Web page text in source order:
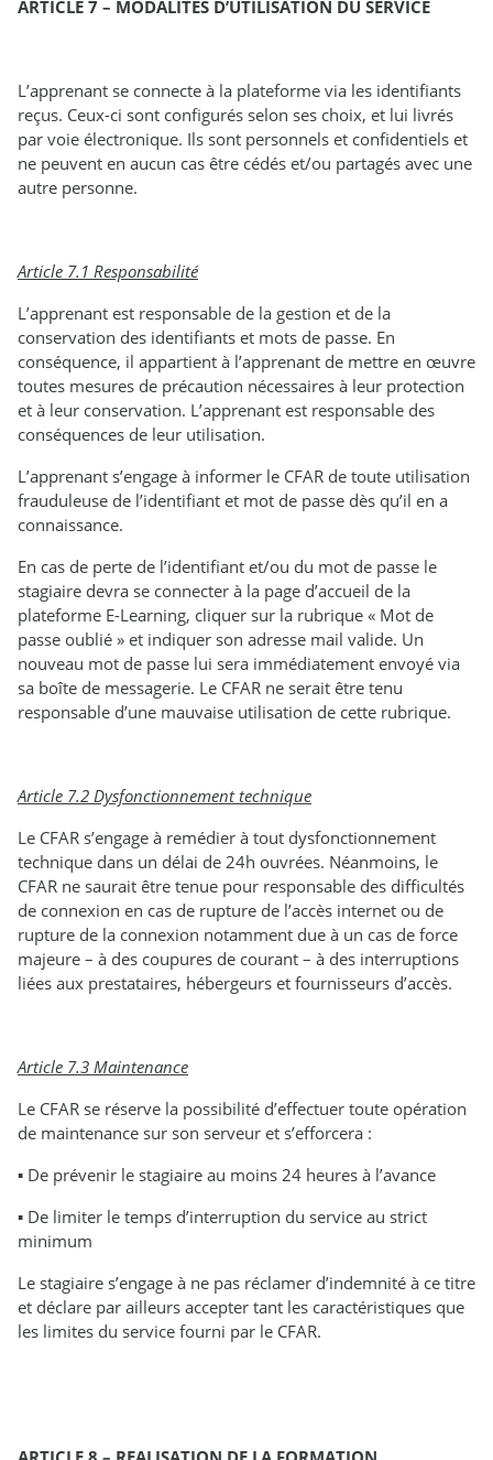
ARTICLE 7 – MODALITES D’UTILISATION DU SERVICE
L’apprenant se connecte à la plateforme via les identifiants
reçus. Ceux-ci sont configurés selon ses choix, et lui livrés
par voie électronique. Ils sont personnels et confidentiels et
ne peuvent en aucun cas être cédés et/ou partagés avec une
autre personne.
Article 7.1 Responsabilité
L’apprenant est responsable de la gestion et de la
conservation des identifiants et mots de passe. En
conséquence, il appartient à l’apprenant de mettre en œuvre
toutes mesures de précaution nécessaires à leur protection
et à leur conservation. L’apprenant est responsable des
conséquences de leur utilisation.
L’apprenant s’engage à informer le CFAR de toute utilisation
frauduleuse de l’identifiant et mot de passe dès qu’il en a
connaissance.
En cas de perte de l’identifiant et/ou du mot de passe le
stagiaire devra se connecter à la page d’accueil de la
plateforme E-Learning, cliquer sur la rubrique « Mot de
passe oublié » et indiquer son adresse mail valide. Un
nouveau mot de passe lui sera immédiatement envoyé via
sa boîte de messagerie. Le CFAR ne serait être tenu
responsable d’une mauvaise utilisation de cette rubrique.
Article 7.2 Dysfonctionnement technique
Le CFAR s’engage à remédier à tout dysfonctionnement
technique dans un délai de 24h ouvrées. Néanmoins, le
CFAR ne saurait être tenue pour responsable des difficultés
de connexion en cas de rupture de l’accès internet ou de
rupture de la connexion notamment due à un cas de force
majeure – à des coupures de courant – à des interruptions
liées aux prestataires, hébergeurs et fournisseurs d’accès.
Article 7.3 Maintenance
Le CFAR se réserve la possibilité d’effectuer toute opération
de maintenance sur son serveur et s’efforcera :
▪ De prévenir le stagiaire au moins 24 heures à l’avance
▪ De limiter le temps d’interruption du service au strict
minimum
Le stagiaire s’engage à ne pas réclamer d’indemnité à ce titre
et déclare par ailleurs accepter tant les caractéristiques que
les limites du service fourni par le CFAR.